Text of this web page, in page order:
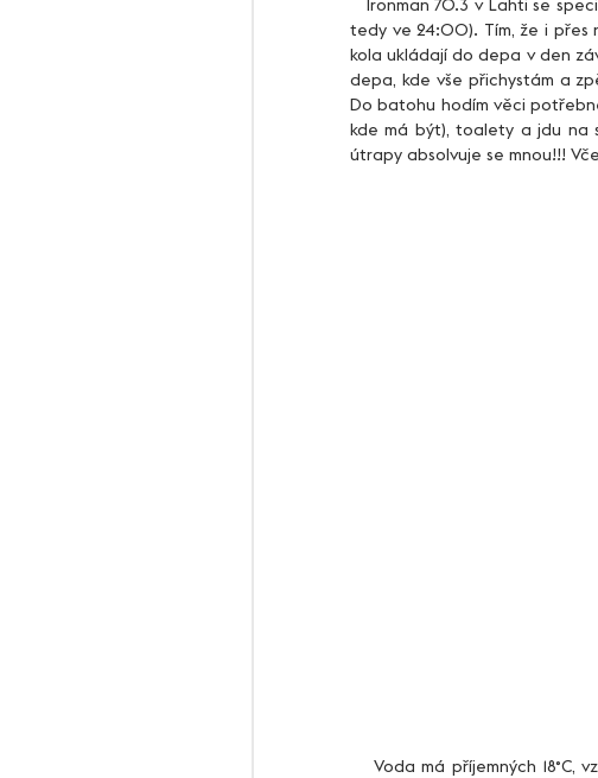
tedy ve 24:00). Tím, že i přes
kola ukládají do depa v den
depa, kde vše přichystám a
Do batohu hodím věci
kde má být), toalety a jdu na
útrapy absolvuje se mnou!!!
    Voda má příjemných 18°C, vzduch je na tom podobně (spíše lehce méně) a nepříjemně fouká, ale to je pro